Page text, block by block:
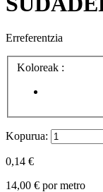
Erreferentzia
Koloreak :
Kopurua:
0,14 €
14,00 € por metro